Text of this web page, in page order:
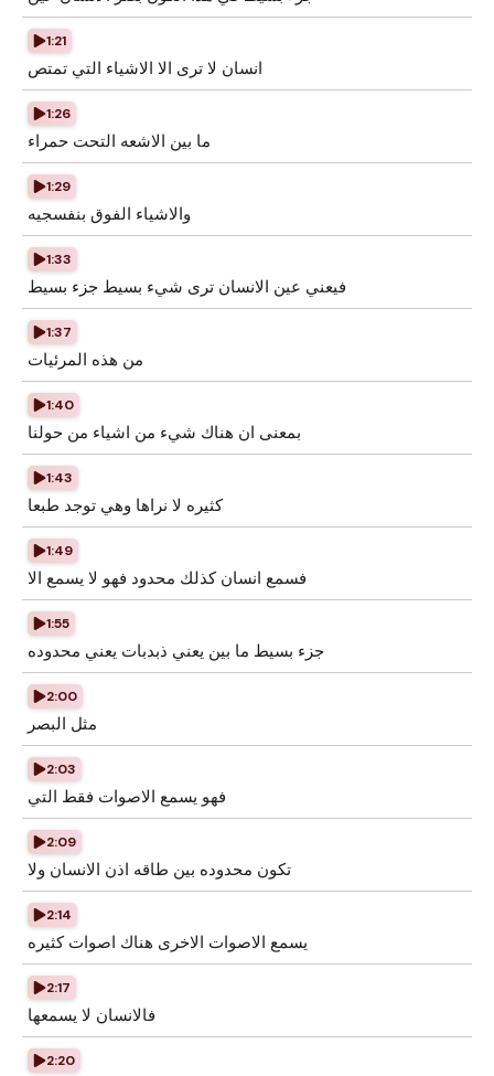
1:21
انسان لا ترى الا الاشياء التي تمتص
1:26
ما بين الاشعه التحت حمراء
1:29
والاشياء الفوق بنفسجيه
1:33
فيعني عين الانسان ترى شيء بسيط جزء بسيط
1:37
من هذه المرئيات
1:40
بمعنى ان هناك شيء من اشياء من حولنا
1:43
كثيره لا نراها وهي توجد طبعا
1:49
فسمع انسان كذلك محدود فهو لا يسمع الا
1:55
جزء بسيط ما بين يعني ذبدبات يعني محدوده
2:00
مثل البصر
2:03
فهو يسمع الاصوات فقط التي
2:09
تكون محدوده بين طاقه اذن الانسان ولا
2:14
يسمع الاصوات الاخرى هناك اصوات كثيره
2:17
فالانسان لا يسمعها
2:20